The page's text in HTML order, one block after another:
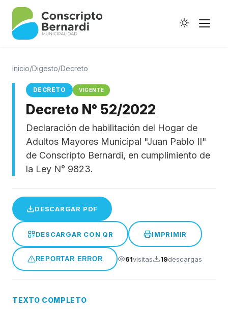
Historia
Galería de Ptes.
Horario de Colectivos
Autoridades
Digesto Municipal
Honorable Concejo Deliverante
Inicio/Digesto/Decreto
DECRETO VIGENTE
Decreto N° 52/2022
Declaración de habilitación del Hogar de
Adultos Mayores Municipal "Juan Pablo II"
de Conscripto Bernardi, en cumplimiento de
la Ley N° 9823.
DESCARGAR PDF
DESCARGAR CON QR IMPRIMIR
REPORTAR ERROR 61visitas 19descargas
TEXTO COMPLETO